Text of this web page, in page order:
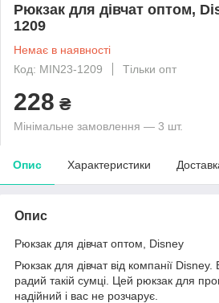
Рюкзак для дівчат оптом,
1209
Немає в наявності
Код: MIN23-1209
Тільки опт
228 ₴
Мінімальне замовлення — 3 шт.
Опис Характеристики
Опис
Рюкзак для дівчат оптом, Disney
Рюкзак для дівчат від компанії
радий такій сумці. Цей рюкзак для
надійний і вас не розчарує.